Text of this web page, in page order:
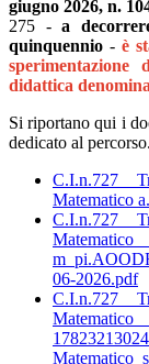
giugno 2026, n.
275 -a
quinquennio - è
sperimentazione
didattica
Si riportano qui i
dedicato al percorso.
C.I.n.727
Matematico
C.I.n.727
06-2026.pdf
C.I.n.727